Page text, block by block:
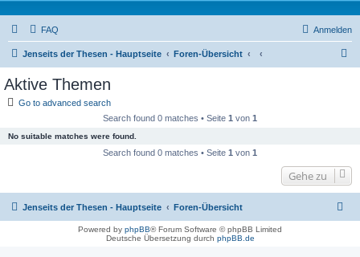
FAQ Anmelden
Jenseits der Thesen - Hauptseite Foren-Übersicht
Aktive Themen
Go to advanced search
Search found 0 matches • Seite 1 von 1
No suitable matches were found.
Search found 0 matches • Seite 1 von 1
Gehe zu
Jenseits der Thesen - Hauptseite Foren-Übersicht
Powered by phpBB® Forum Software © phpBB Limited
Deutsche Übersetzung durch phpBB.de